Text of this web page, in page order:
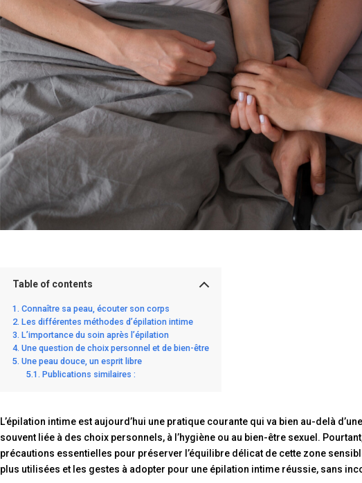
Table of contents
Connaître sa peau, écouter son corps
Les différentes méthodes d’épilation intime
L’importance du soin après l’épilation
Une question de choix personnel et de bien-être
Une peau douce, un esprit libre
Publications similaires :
L’épilation intime est aujourd’hui une pratique courante qui va bien au-delà
souvent liée à des choix personnels, à l’hygiène ou au bien-être sexuel.
précautions essentielles pour préserver l’équilibre délicat de cette zone
plus utilisées et les gestes à adopter pour une épilation intime réussie, sans